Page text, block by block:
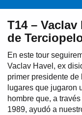
T14 –
de
En este tour
Vaclav Havel, ex
primer presidente
lugares que jugaron
hombre que, a
1989, ayudó a